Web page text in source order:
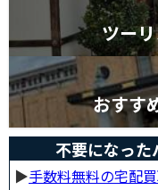
ツー
おすす
不要になった
▶︎手数料無料の宅配